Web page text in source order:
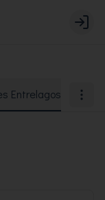
Login
Entrelagos